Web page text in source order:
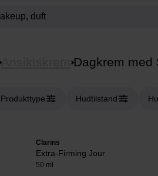
Ansiktskrem Dagkrem med
Produkttype Hudtilstand
Clarins
Extra-Firming Jour
50 ml